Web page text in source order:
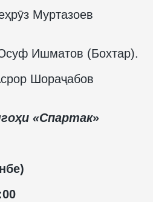
Муртазоев
Ишматов (Бохтар).
Шораҷабов
«Спартак»